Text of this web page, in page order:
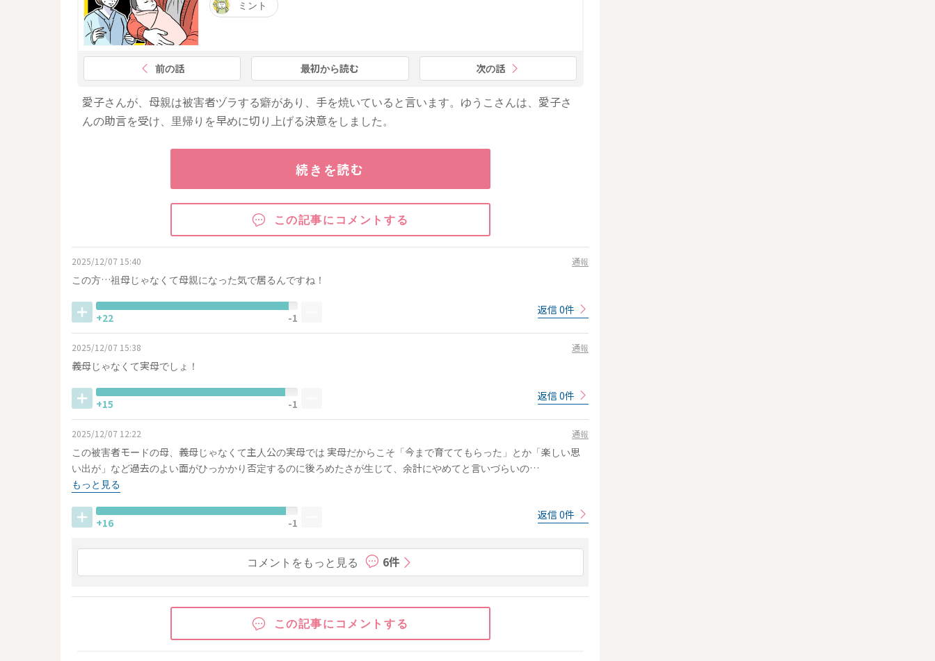
ミント
前の話 最初から読む 次の話
愛子さんが、母親は被害者ヅラする癖があり、手を焼いていると言います。ゆうこさんは、愛子さ
んの助言を受け、里帰りを早めに切り上げる決意をしました。
続きを読む
この記事にコメントする
2025/12/07 15:40 通報
この方…祖母じゃなくて母親になった気で居るんですね！
+22 -1
返信 0件
2025/12/07 15:38 通報
義母じゃなくて実母でしょ！
+15 -1
返信 0件
2025/12/07 12:22 通報
この被害者モードの母、義母じゃなくて主人公の実母では 実母だからこそ「今まで育ててもらった」とか「楽しい思
い出が」など過去のよい面がひっかかり否定するのに後ろめたさが生じて、余計にやめてと言いづらいの…
もっと見る
+16 -1
返信 0件
コメントをもっと見る 6件
この記事にコメントする